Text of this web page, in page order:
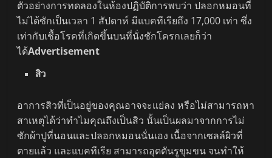
ตัวอย่างการทดลองในห้องปฏิบัติการพบว่า ปลอกหมอนที่
ไม่ได้ซักเป็นเวลา 1 สัปดาห์ มีแบคทีเรียถึง 17,000 เท่า ซึ่ง
เท่ากับเชื้อโรคที่เกิดขึ้นบนที่นั่งชักโครกเลยก็ว่า
ได้Advertisement
สิว
อาการสิวที่เป็นอยู่ของคุณอาจจะแย่ลง หรือไม่สามารถหา
สาเหตุได้ว่าทำไมคุณถึงเป็นสิว นั้นเป็นผลมาจากการไม่
ซักผ้าปูที่นอนและปลอกหมอนนั่นเอง เนื้อจากเซลล์ผิวที่
ตายแล้ว และแบคทีเรีย สามารถอุดตันรูขุมขน จนทำให้